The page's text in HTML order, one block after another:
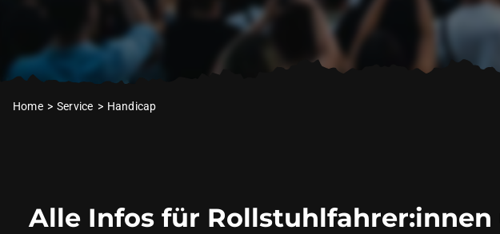
Home Service Handicap
AlleInfos für Rollstuhlfahrer:innen